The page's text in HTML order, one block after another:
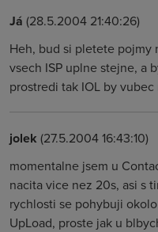
Já (28.5.2004 21:40:26)
Heh, bud si pletete pojmy
vsech ISP uplne stejne, a
prostredi tak IOL by
jolek (27.5.2004 16:43:10)
momentalne jsem u
nacita vice nez 20s, asi s
rychlosti se pohybuji
UpLoad, proste jak u